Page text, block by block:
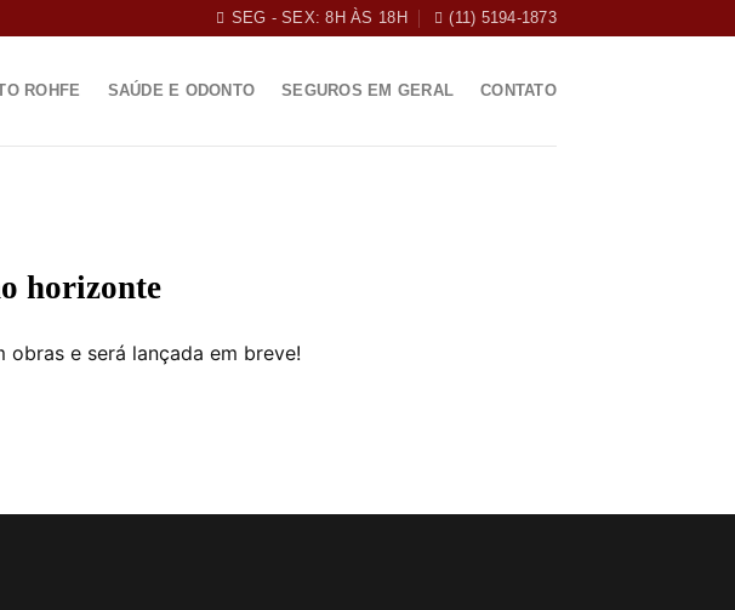
SEG - SEX: 8H ÀS 18H (11) 5194-1873
ROHFE SAÚDE E ODONTO SEGUROS EM GERAL CONTATO
horizonte
e será lançada em breve!